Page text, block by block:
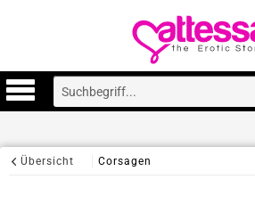
Übersicht Corsagen